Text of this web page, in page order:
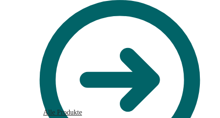
Alle Produkte